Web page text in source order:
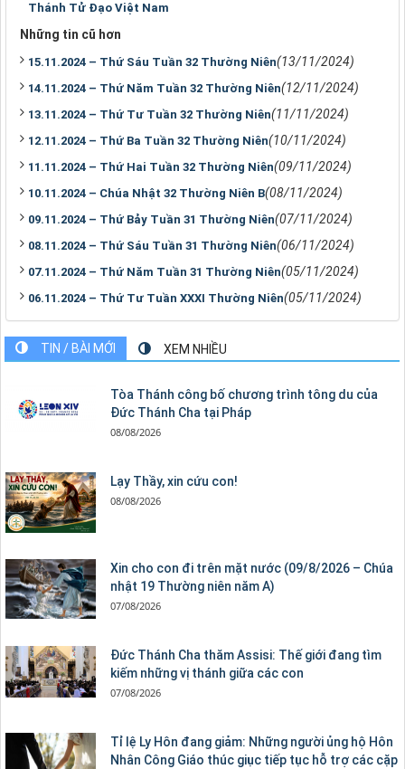
Thánh Tử Đạo Việt Nam
Những tin cũ hơn
15.11.2024 – Thứ Sáu Tuần 32 Thường Niên(13/11/2024)
14.11.2024 – Thứ Năm Tuần 32 Thường Niên(12/11/2024)
13.11.2024 – Thứ Tư Tuần 32 Thường Niên(11/11/2024)
12.11.2024 – Thứ Ba Tuần 32 Thường Niên(10/11/2024)
11.11.2024 – Thứ Hai Tuần 32 Thường Niên(09/11/2024)
10.11.2024 – Chúa Nhật 32 Thường Niên B(08/11/2024)
09.11.2024 – Thứ Bảy Tuần 31 Thường Niên(07/11/2024)
08.11.2024 – Thứ Sáu Tuần 31 Thường Niên(06/11/2024)
07.11.2024 – Thứ Năm Tuần 31 Thường Niên(05/11/2024)
06.11.2024 – Thứ Tư Tuần XXXI Thường Niên(05/11/2024)
TIN / BÀI MỚI XEM NHIỀU
Tòa Thánh công bố chương trình tông du của
Đức Thánh Cha tại Pháp
08/08/2026
Lạy Thầy, xin cứu con!
08/08/2026
Xin cho con đi trên mặt nước (09/8/2026 – Chúa
nhật 19 Thường niên năm A)
07/08/2026
Đức Thánh Cha thăm Assisi: Thế giới đang tìm
kiếm những vị thánh giữa các con
07/08/2026
Tỉ lệ Ly Hôn đang giảm: Những người ủng hộ Hôn
Nhân Công Giáo thúc giục tiếp tục hỗ trợ các cặp